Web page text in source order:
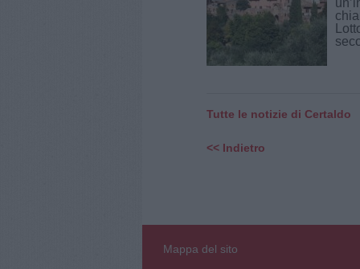
Tutte le notizie di Certaldo
<< Indietro
Mappa del sito